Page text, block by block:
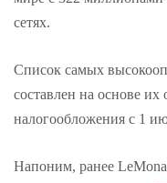
сетях.
Список самых
составлен на основе
налогообложения с 1
Напоним, ранее